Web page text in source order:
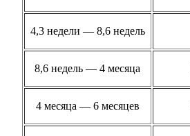
4,3 недели — 8,6 недель
8,6 недель — 4 месяца
4 месяца — 6 месяцев